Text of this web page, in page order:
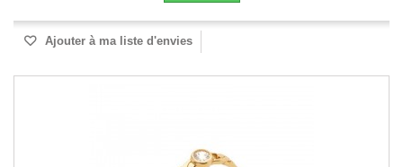
Ajouter à ma liste d'envies